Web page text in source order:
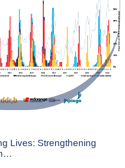
Lives: Strengthening